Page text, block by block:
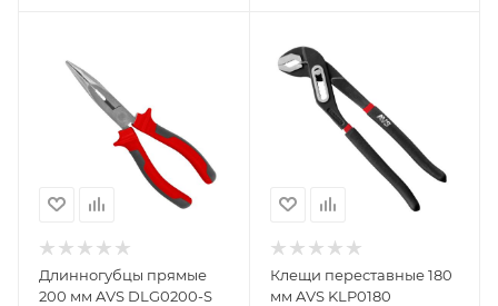
Длинногубцы прямые
200 мм AVS DLG0200-S
Клещи переставные 180
мм AVS KLP0180